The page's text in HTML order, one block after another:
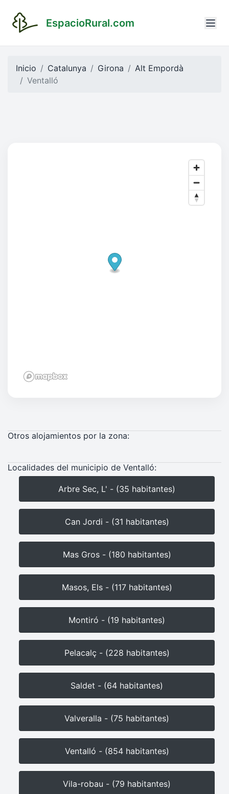
EspacioRural.com
Inicio Catalunya Girona
Alt Empordà
Ventalló
Otros alojamientos por la zona:
Localidades del municipio de Ventalló:
Arbre Sec, L' - (35 habitantes)
Can Jordi - (31 habitantes)
Mas Gros - (180 habitantes)
Masos, Els - (117 habitantes)
Montiró - (19 habitantes)
Pelacalç - (228 habitantes)
Saldet - (64 habitantes)
Valveralla - (75 habitantes)
Ventalló - (854 habitantes)
Vila-robau - (79 habitantes)